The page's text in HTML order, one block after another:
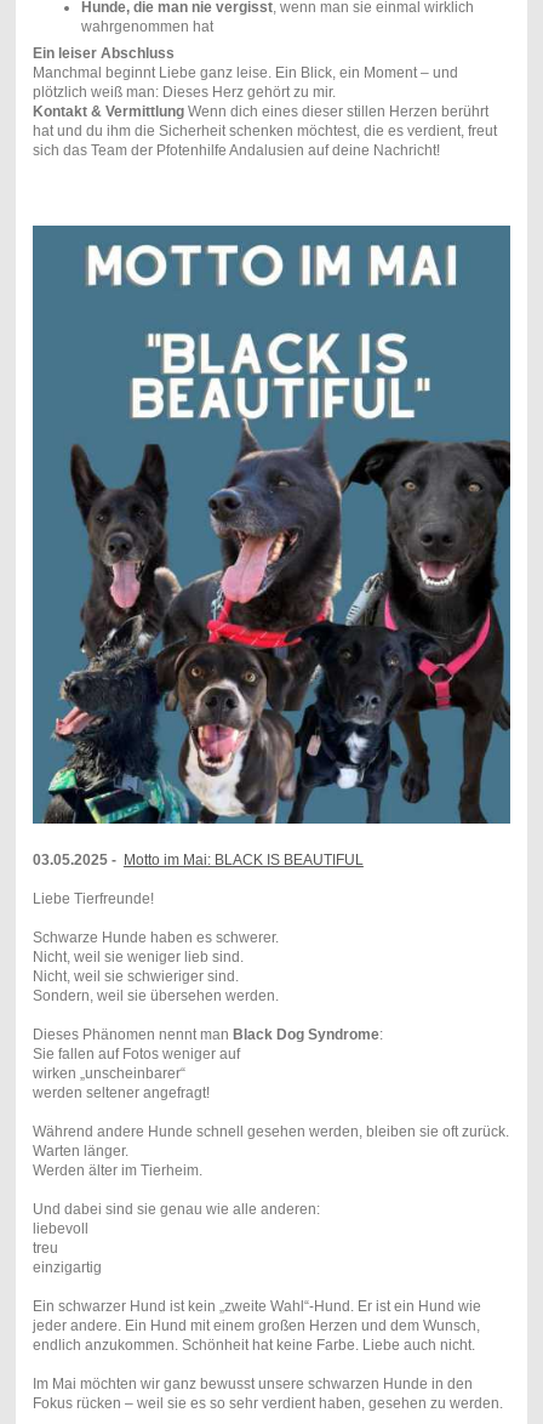
Hunde, die man nie vergisst, wenn man sie einmal wirklich
wahrgenommen hat
Ein leiser Abschluss
Manchmal beginnt Liebe ganz leise. Ein Blick, ein Moment – und
plötzlich weiß man: Dieses Herz gehört zu mir.
Kontakt & VermittlungWenn dich eines dieser stillen Herzen berührt
hat und du ihm die Sicherheit schenken möchtest, die es verdient, freut
sich das Team der Pfotenhilfe Andalusien auf deine Nachricht!
03.05.2025 - Motto im Mai: BLACK IS BEAUTIFUL
Liebe Tierfreunde!
Schwarze Hunde haben es schwerer.
Nicht, weil sie weniger lieb sind.
Nicht, weil sie schwieriger sind.
Sondern, weil sie übersehen werden.
Dieses Phänomen nennt man Black Dog Syndrome:
Sie fallen auf Fotos weniger auf
wirken „unscheinbarer“
werden seltener angefragt!
Während andere Hunde schnell gesehen werden, bleiben sie oft zurück.
Warten länger.
Werden älter im Tierheim.
Und dabei sind sie genau wie alle anderen:
liebevoll
treu
einzigartig
Ein schwarzer Hund ist kein „zweite Wahl“-Hund. Er ist ein Hund wie
jeder andere. Ein Hund mit einem großen Herzen und dem Wunsch,
endlich anzukommen. Schönheit hat keine Farbe. Liebe auch nicht.
Im Mai möchten wir ganz bewusst unsere schwarzen Hunde in den
Fokus rücken – weil sie es so sehr verdient haben, gesehen zu werden.